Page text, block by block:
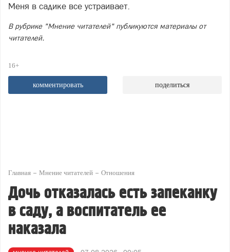
Меня в садике все устраивает.
В рубрике "Мнение читателей" публикуются материалы от
читателей.
16+
комментировать поделиться
Главная Мнение читателей Отношения
Дочь отказалась есть запеканку
в саду, а воспитатель ее
наказала